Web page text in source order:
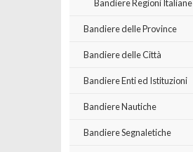
Bandiere Regioni Italiane
Bandiere delle Province
Bandiere delle Città
Bandiere Enti ed Istituzioni
Bandiere Nautiche
Bandiere Segnaletiche